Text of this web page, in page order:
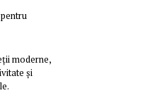
moderne,
și